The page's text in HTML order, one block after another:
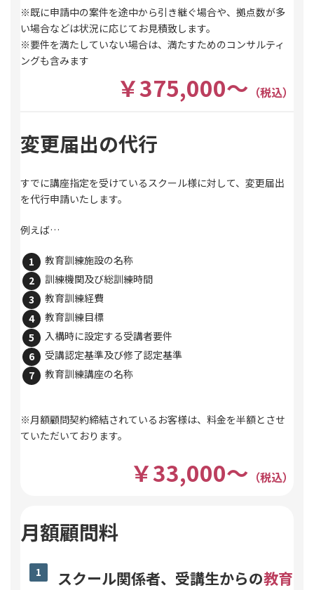
※既に申請中の案件を途中から引き継ぐ場合や、拠点数が多
い場合などは状況に応じてお見積致します。
※要件を満たしていない場合は、満たすためのコンサルティ
ングも含みます
￥375,000～ （税込）
変更届出の代行
すでに講座指定を受けているスクール様に対して、変更届出
を代行申請いたします。
例えば…
教育訓練施設の名称
訓練機関及び総訓練時間
教育訓練経費
教育訓練目標
入構時に設定する受講者要件
受講認定基準及び修了認定基準
教育訓練講座の名称
※月額顧問契約締結されているお客様は、料金を半額とさせ
ていただいております。
￥33,000～ （税込）
月額顧問料
スクール関係者、受講生からの教育